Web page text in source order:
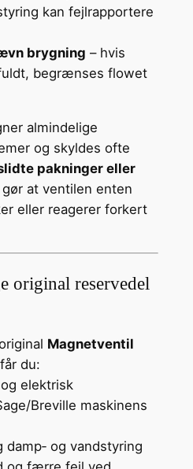
kan fejlrapportere
brygning – hvis
begrænses flowet
almindelige
og skyldes ofte
pakninger eller
at ventilen enten
eller reagerer forkert
original reservedel
Magnetventil
får du:
elektrisk
Breville maskinens
damp‑ og vandstyring